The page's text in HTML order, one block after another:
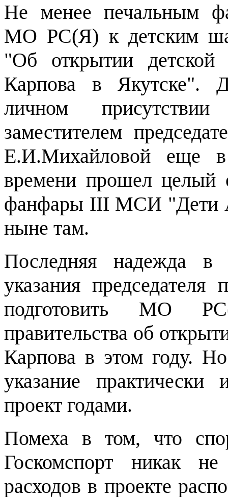
Не менее печальным
МО РС(Я) к детским
"Об открытии
Карпова в Якутске".
личном
заместителем
Е.И.Михайловой еще
времени прошел целый
фанфары III МСИ "Дети
ныне там.
Последняя надежда в
указания председателя
подготовить МО
правительства об
Карпова в этом году.
указание практически
проект годами.
Помеха в том, что
Госкомспорт никак
расходов в проекте